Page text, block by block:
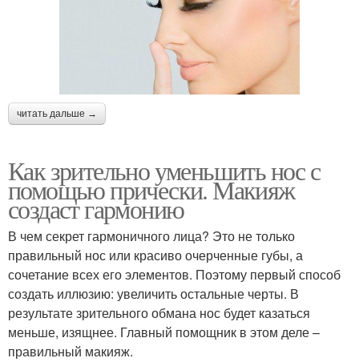
читать дальше →
Как зрительно уменьшить нос с
помощью прически. Макияж
создаст гармонию
В чем секрет гармоничного лица? Это не только
правильный нос или красиво очерченные губы, а
сочетание всех его элементов. Поэтому первый способ
создать иллюзию: увеличить остальные черты. В
результате зрительного обмана нос будет казаться
меньше, изящнее. Главный помощник в этом деле –
правильный макияж.